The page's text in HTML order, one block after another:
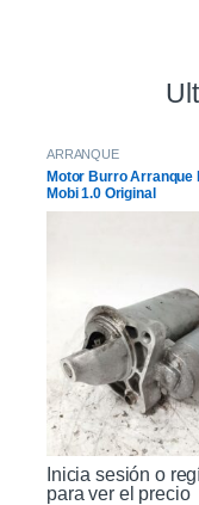
ARRANQUE
Motor Burro Arranque
Mobi 1.0 Original
Inicia sesión o
para ver el precio